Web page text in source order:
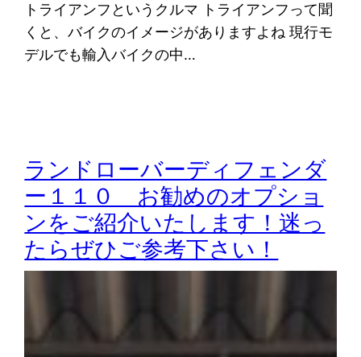
トライアンフというクルマ トライアンフって聞
くと、バイクのイメージがありますよね 現行モ
デルでも輸入バイクの中…
ランドローバーディフェンダ
ー１１０ お勧めのオプショ
ンをご紹介いたします！迷っ
たらぜひご参考下さい！